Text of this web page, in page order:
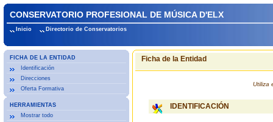
CONSERVATORIO PROFESIONAL DE MÚSICA D'ELX
Inicio Directorio de Conservatorios
FICHA DE LA ENTIDAD
Identificación
Direcciones
Oferta Formativa
HERRAMIENTAS
Mostrar todo
Ficha de la Entidad
Utiliza
IDENTIFICACIÓN